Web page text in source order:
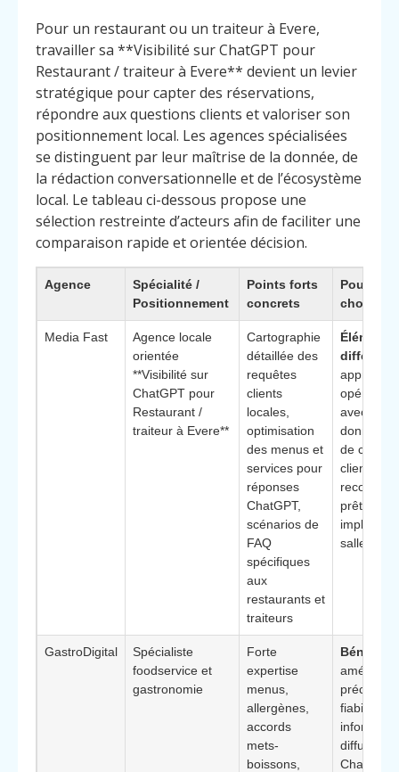
Pour un restaurant ou un traiteur à Evere,
travailler sa **Visibilité sur ChatGPT pour
Restaurant / traiteur à Evere** devient un levier
stratégique pour capter des réservations,
répondre aux questions clients et valoriser son
positionnement local. Les agences spécialisées
se distinguent par leur maîtrise de la donnée, de
la rédaction conversationnelle et de l’écosystème
local. Le tableau ci-dessous propose une
sélection restreinte d’acteurs afin de faciliter une
comparaison rapide et orientée décision.
Agence
Spécialité /
Positionnement
Points forts
concrets
Pourquoi
choisir
Media Fast
Agence locale
orientée
**Visibilité sur
ChatGPT pour
Restaurant /
traiteur à Evere**
Cartographie
détaillée des
requêtes
clients
locales,
optimisation
des menus et
services pour
réponses
ChatGPT,
scénarios de
FAQ
spécifiques
aux
restaurants et
traiteurs
Élément
approche
avec
données
de
clients et
prêtes à
salle et
GastroDigital
Spécialiste
foodservice et
gastronomie
Forte
expertise
menus,
allergènes,
accords
mets-
boissons,
Bénéfice
améliore
précision
fiabilité
diffusées
ChatGPT